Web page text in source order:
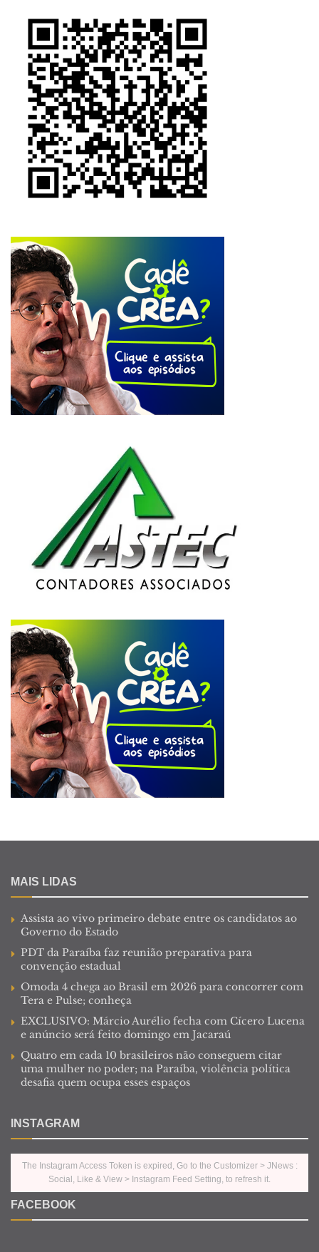
MAIS LIDAS
Assista ao vivo primeiro debate entre os candidatos ao
Governo do Estado
PDT da Paraíba faz reunião preparativa para
convenção estadual
Omoda 4 chega ao Brasil em 2026 para concorrer com
Tera e Pulse; conheça
EXCLUSIVO: Márcio Aurélio fecha com Cícero Lucena
e anúncio será feito domingo em Jacaraú
Quatro em cada 10 brasileiros não conseguem citar
uma mulher no poder; na Paraíba, violência política
desafia quem ocupa esses espaços
INSTAGRAM
The Instagram Access Token is expired, Go to the Customizer > JNews :
Social, Like & View > Instagram Feed Setting, to refresh it.
FACEBOOK